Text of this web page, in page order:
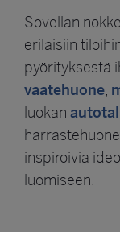
Sovellan
erilaisiin
pyörityksestä
vaatehuone,
luokan
inspiroivia
luomiseen.